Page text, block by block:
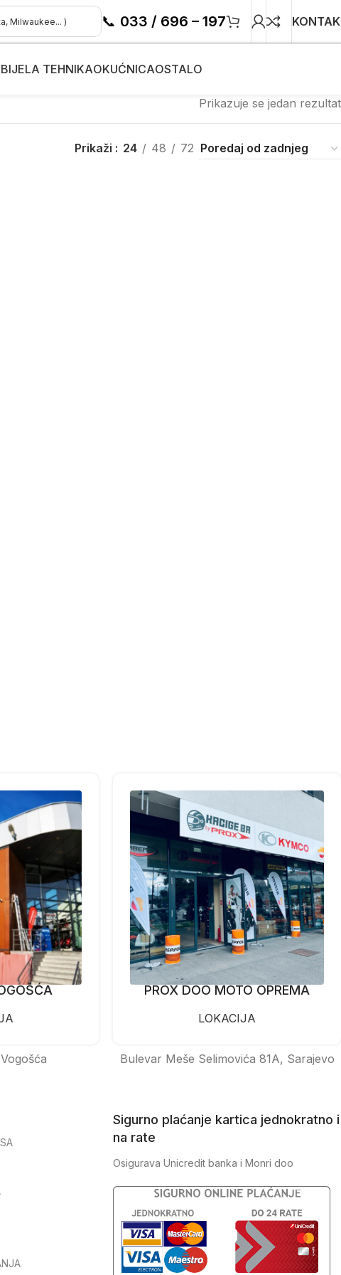
📞 033 / 696 – 197
BIJELA TEHNIKAOKUĆNICAOSTALO
Prikazuje se jedan rezultat
Prikaži 24 48 72
PROX DOO MOTO OPREMA
LOKACIJA
Bulevar Meše Selimovića 81A, Sarajevo
Sigurno plaćanje kartica jednokratno i
na rate
Osigurava Unicredit banka i Monri doo